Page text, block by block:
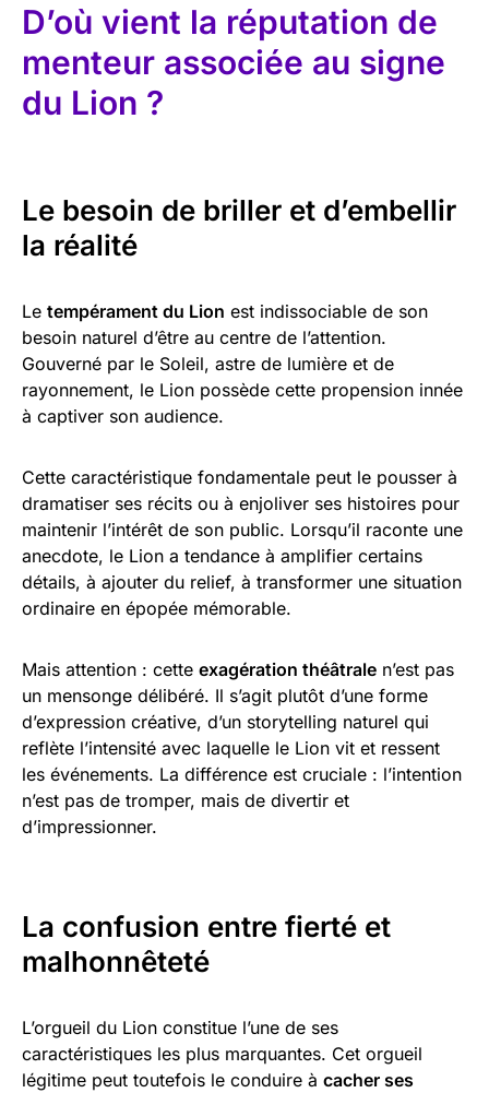
D’où vient la réputation de
menteur associée au signe
du Lion ?
Le besoin de briller et d’embellir
la réalité
Le tempérament du Lion est indissociable de son
besoin naturel d’être au centre de l’attention.
Gouverné par le Soleil, astre de lumière et de
rayonnement, le Lion possède cette propension innée
à captiver son audience.
Cette caractéristique fondamentale peut le pousser à
dramatiser ses récits ou à enjoliver ses histoires pour
maintenir l’intérêt de son public. Lorsqu’il raconte une
anecdote, le Lion a tendance à amplifier certains
détails, à ajouter du relief, à transformer une situation
ordinaire en épopée mémorable.
Mais attention : cette exagération théâtrale n’est pas
un mensonge délibéré. Il s’agit plutôt d’une forme
d’expression créative, d’un storytelling naturel qui
reflète l’intensité avec laquelle le Lion vit et ressent
les événements. La différence est cruciale : l’intention
n’est pas de tromper, mais de divertir et
d’impressionner.
La confusion entre fierté et
malhonnêteté
L’orgueil du Lion constitue l’une de ses
caractéristiques les plus marquantes. Cet orgueil
légitime peut toutefois le conduire à cacher ses